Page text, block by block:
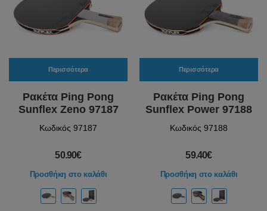
Περισσότερα
Ρακέτα Ping Pong
Sunflex Zeno 97187
Κωδικός 97187
50.90€
Προσθήκη στο καλάθι
Περισσότερα
Ρακέτα Ping Pong
Sunflex Power 97188
Κωδικός 97188
59.40€
Προσθήκη στο καλάθι